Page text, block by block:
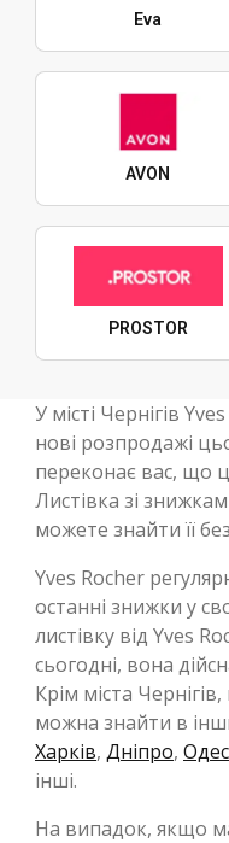
Eva
AVON
PROSTOR
У місті Чернігів
нові розпродажі
переконає вас, що
Листівка зі
можете знайти її
Yves Rocher
останні знижки у
листівку від Yves
сьогодні, вона
Крім міста
можна знайти в
Харків, Дніпро,
інші.
На випадок, якщо